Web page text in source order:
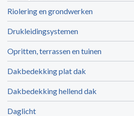
Riolering en grondwerken
Drukleidingsystemen
Opritten, terrassen en tuinen
Dakbedekking plat dak
Dakbedekking hellend dak
Daglicht